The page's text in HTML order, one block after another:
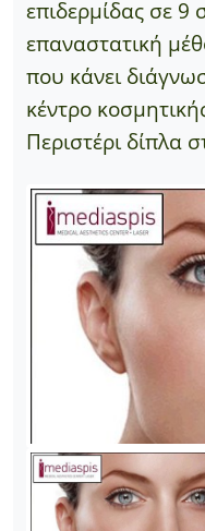
επιδερμίδας σε 9
επαναστατική
που κάνει
κέντρο
Περιστέρι δίπλα
Previous